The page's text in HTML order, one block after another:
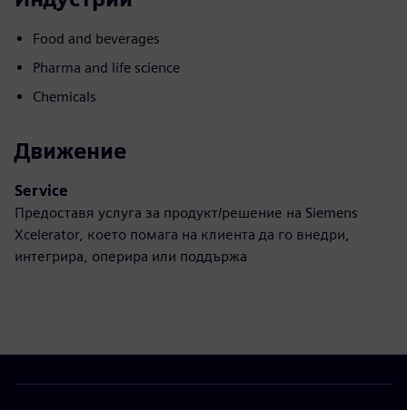
Food and beverages
Pharma and life science
Chemicals
Движение
Service
Предоставя услуга за продукт/решение на Siemens
Xcelerator, което помага на клиента да го внедри,
интегрира, оперира или поддържа